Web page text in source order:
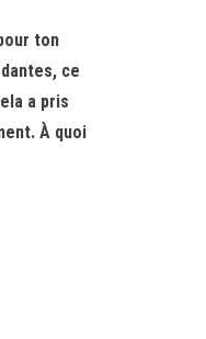
ton
ce
a pris
À quoi